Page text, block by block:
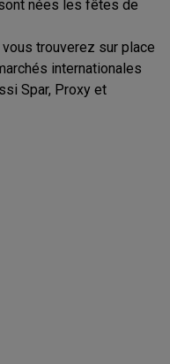
nées les fêtes de
trouverez sur place
internationales
Spar, Proxy et